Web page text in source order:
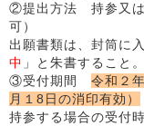
②提出方法 持参又は
可）
出願書類は、封筒に
中 」と朱書すること。
③受付期間 令和２
月１8日の消印有効）
持参する場合の受付